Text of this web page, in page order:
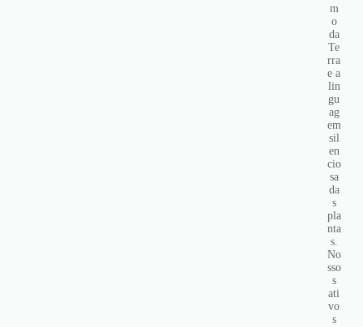
m
o
da
Te
rra
e a
lin
gu
ag
em
sil
en
cio
sa
da
s
pla
nta
s.
No
sso
s
ati
vo
s